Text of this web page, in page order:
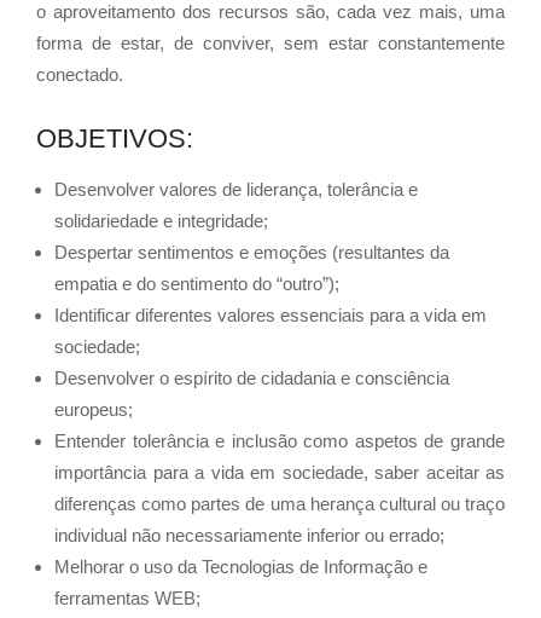
o aproveitamento dos recursos são, cada vez mais, uma
forma de estar, de conviver, sem estar constantemente
conectado.
OBJETIVOS:
Desenvolver valores de liderança, tolerância e
solidariedade e integridade;
Despertar sentimentos e emoções (resultantes da
empatia e do sentimento do “outro”);
Identificar diferentes valores essenciais para a vida em
sociedade;
Desenvolver o espírito de cidadania e consciência
europeus;
Entender tolerância e inclusão como aspetos de grande
importância para a vida em sociedade, saber aceitar as
diferenças como partes de uma herança cultural ou traço
individual não necessariamente inferior ou errado;
Melhorar o uso da Tecnologias de Informação e
ferramentas WEB;